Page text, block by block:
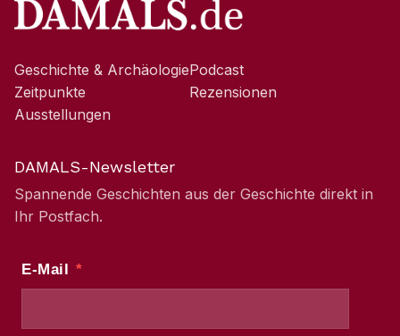
Geschichte & Archäologie
Zeitpunkte
Ausstellungen
Podcast
Rezensionen
DAMALS-Newsletter
Spannende Geschichten aus der Geschichte direkt in
Ihr Postfach.